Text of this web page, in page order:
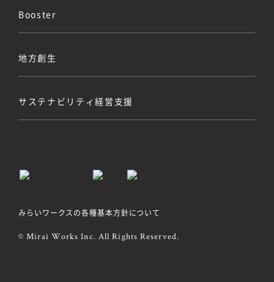
Booster
地方創生
サステナビリティ経営支援
© Mirai Works Inc. All Rights Reserved.
みらいワークスの各種基本方針について